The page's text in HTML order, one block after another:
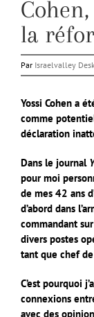
la
Par Israelvalley Desk
Yossi Cohen a
comme
déclaration
Dans le journal
pour moi
de mes 42 ans
d’abord dans
commandant
divers postes
tant que chef
C’est pourquoi
connexions
avec des